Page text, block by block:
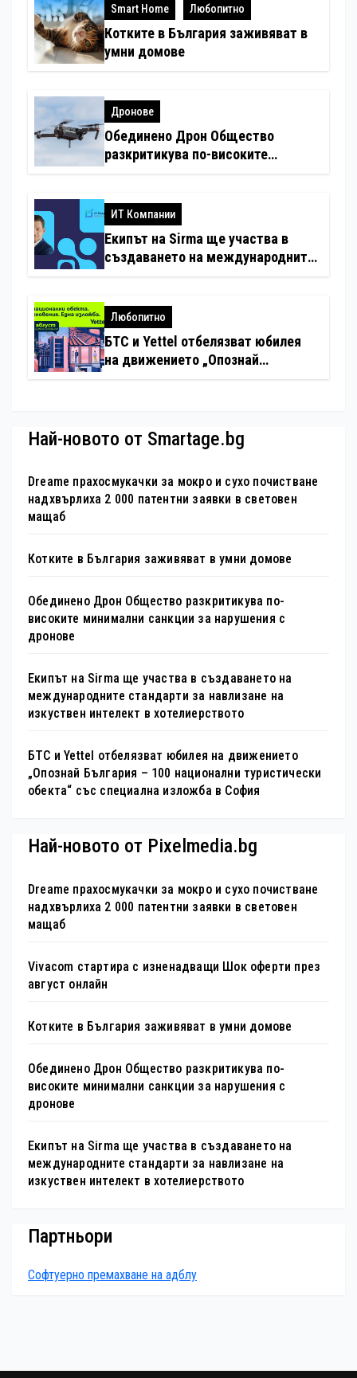
Smart Home Любопитно
Котките в България заживяват в
умни домове
Дронове
Обединено Дрон Общество
разкритикува по-високите
ИТ Компании
Екипът на Sirma ще участва в
създаването на международните
хотелиерството
Любопитно
БТС и Yettel отбелязват юбилея
на движението „Опознай
Най-новото от Smartage.bg
Dreame прахосмукачки за мокро и сухо почистване
надхвърлиха 2 000 патентни заявки в световен
мащаб
Котките в България заживяват в умни домове
Обединено Дрон Общество разкритикува по-
високите минимални санкции за нарушения с
дронове
Екипът на Sirma ще участва в създаването на
международните стандарти за навлизане на
изкуствен интелект в хотелиерството
БТС и Yettel отбелязват юбилея на движението
„Опознай България – 100 национални туристически
обекта“ със специална изложба в София
Най-новото от Pixelmedia.bg
Dreame прахосмукачки за мокро и сухо почистване
надхвърлиха 2 000 патентни заявки в световен
мащаб
Vivacom стартира с изненадващи Шок оферти през
август онлайн
Котките в България заживяват в умни домове
Обединено Дрон Общество разкритикува по-
високите минимални санкции за нарушения с
дронове
Екипът на Sirma ще участва в създаването на
международните стандарти за навлизане на
изкуствен интелект в хотелиерството
Партньори
Софтуерно премахване на адблу